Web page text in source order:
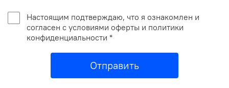
Настоящим подтверждаю, что я ознакомлен и
согласен с условиями оферты и политики
конфиденциальности *
Отправить